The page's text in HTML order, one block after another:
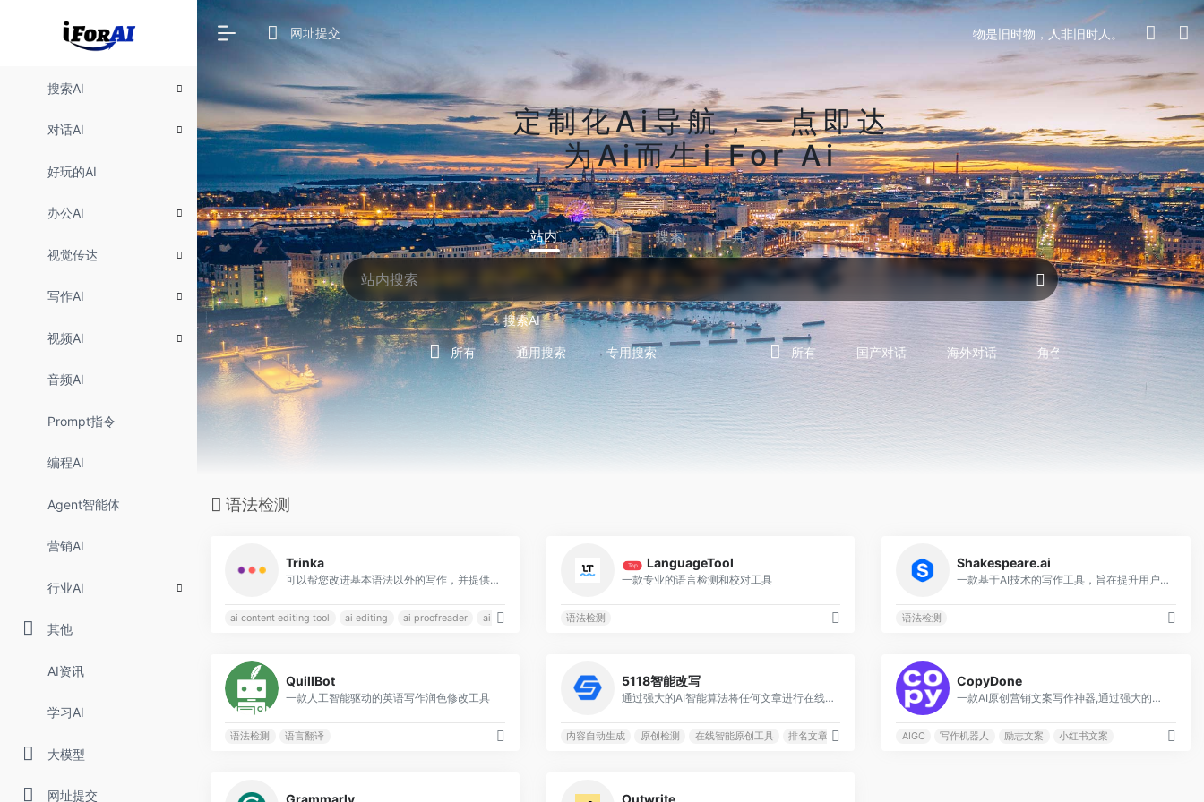
搜索AI
对话AI
好玩的AI
办公AI
视觉传达
写作AI
视频AI
音频AI
Prompt指令
编程AI
Agent智能体
营销AI
行业AI
其他
AI资讯
学习AI
大模型
网址提交
网址提交 物是旧时物，人非旧时人。
定制化Ai导航，一点即达
为Ai而生i For Ai
站内 常用 搜索 工具 社区 生活
搜索AI
所有 通用搜索 专用搜索
对话AI
所有 国产对话 海外对话 角色型对话 专用型对话
语法检测
Trinka
可以帮您改进基本语法以外的写作，并提供有关单词选择、语气等方面的建议
ai content editing tool ai editing ai proofreader ai proofreading tool
Top LanguageTool
一款专业的语言检测和校对工具
语法检测
Shakespeare.ai
一款基于AI技术的写作工具，旨在提升用户的写作效率和写作质量
语法检测
QuillBot
一款人工智能驱动的英语写作润色修改工具
语法检测 语言翻译
5118智能改写
通过强大的AI智能算法将任何文章进行在线原创检测,变成另外一篇独一无二的文章，并集成原创度检查工具，使您的文章在搜索引擎和新媒体获得大量流量排名
内容自动生成 原创检测 在线智能原创工具 排名文章智能原创
CopyDone
一款AI原创营销文案写作神器,通过强大的自然语言处理能力，通过输入关键词,快速生成原创的软文
AIGC 写作机器人 励志文案 小红书文案
Grammarly Outwrite